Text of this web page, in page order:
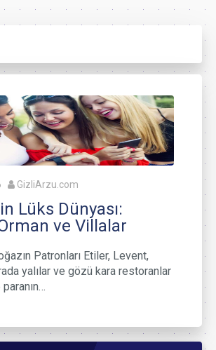
GizliArzu.com
Lüks Dünyası:
ve Villalar
Patronları Etiler, Levent,
yalılar ve gözü kara restoranlar